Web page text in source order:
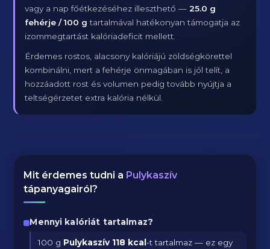
vagy a nap főétkezéséhez illeszthető —25.0 g
fehérje / 100 g tartalmával hatékonyan támogatja az
izommegtartást kalóriadeficit mellett.
Érdemes rostos, alacsony kalóriájú zöldségkörettel
kombinálni, mert a fehérje önmagában is jól telít, a
hozzáadott rost és volumen pedig tovább nyújtja a
teltségérzetet extra kalória nélkül.
Mit érdemes tudni a Pulykaszív
tápanyagairól?
Mennyi kalóriát tartalmaz?
100 g Pulykaszív 118 kcal-t tartalmaz — ez egy